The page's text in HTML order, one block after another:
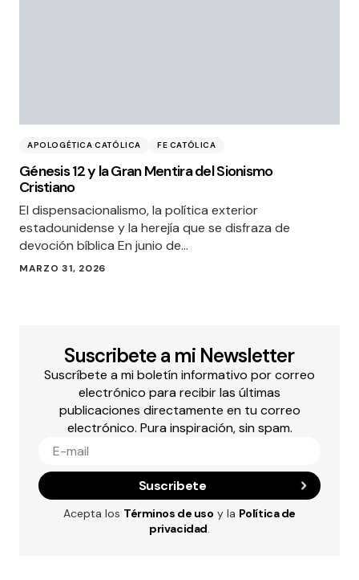
APOLOGÉTICA CATÓLICA FE CATÓLICA
Génesis 12 y la Gran Mentira del Sionismo
Cristiano
El dispensacionalismo, la política exterior
estadounidense y la herejía que se disfraza de
devoción bíblica En junio de…
MARZO 31, 2026
Suscribete a mi Newsletter
Suscríbete a mi boletín informativo por correo
electrónico para recibir las últimas
publicaciones directamente en tu correo
electrónico. Pura inspiración, sin spam.
Suscribete
Acepta los Términos de uso y la Política de
privacidad.